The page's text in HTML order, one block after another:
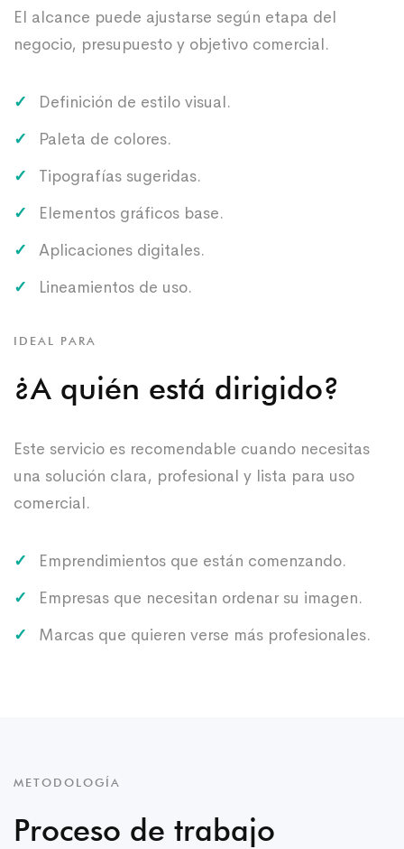
El alcance puede ajustarse según etapa del
negocio, presupuesto y objetivo comercial.
Definición de estilo visual.
Paleta de colores.
Tipografías sugeridas.
Elementos gráficos base.
Aplicaciones digitales.
Lineamientos de uso.
IDEAL PARA
¿A quién está dirigido?
Este servicio es recomendable cuando necesitas
una solución clara, profesional y lista para uso
comercial.
Emprendimientos que están comenzando.
Empresas que necesitan ordenar su imagen.
Marcas que quieren verse más profesionales.
METODOLOGÍA
Proceso de trabajo